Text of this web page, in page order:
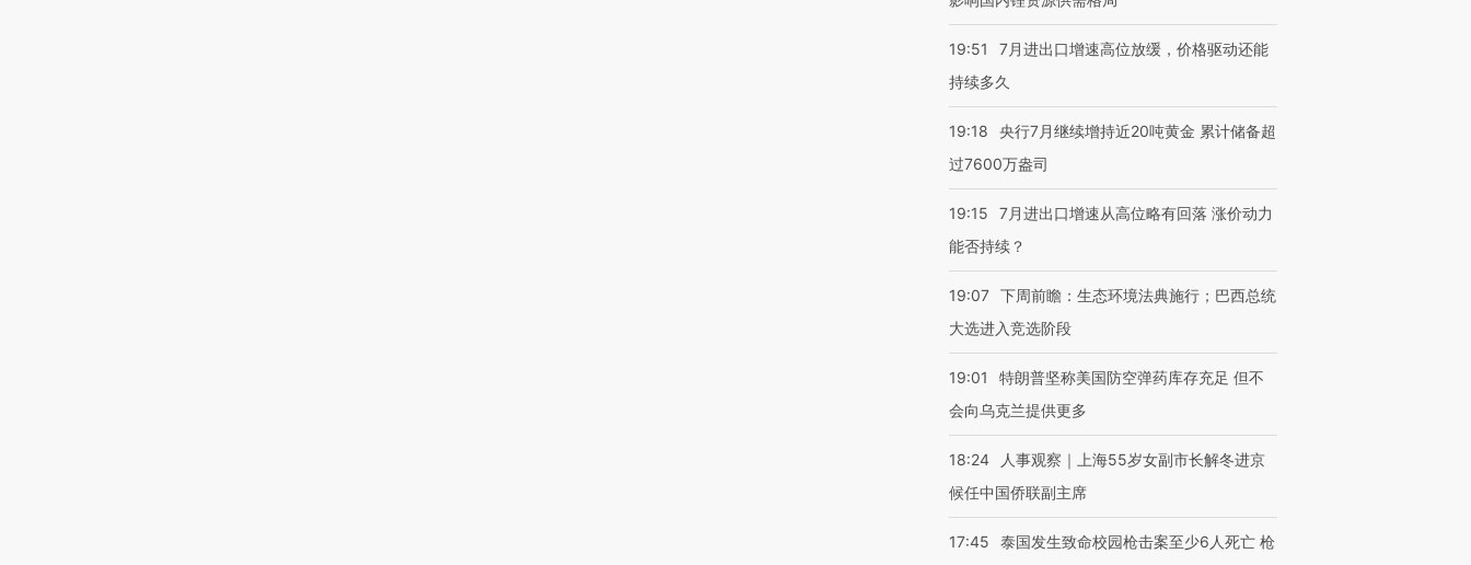
19:51
7月进出口增速高位放缓，价格驱动还能
持续多久
19:18
央行7月继续增持近20吨黄金 累计储备超
过7600万盎司
19:15
7月进出口增速从高位略有回落 涨价动力
能否持续？
19:07 下周前瞻：生态环境法典施行；巴西总统
大选进入竞选阶段
19:01
特朗普坚称美国防空弹药库存充足 但不
会向乌克兰提供更多
18:24
人事观察｜上海55岁女副市长解冬进京
候任中国侨联副主席
17:45 泰国发生致命校园枪击案至少6人死亡 枪